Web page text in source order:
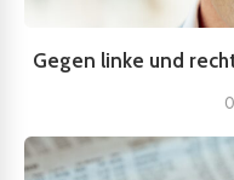
Gegen linke und